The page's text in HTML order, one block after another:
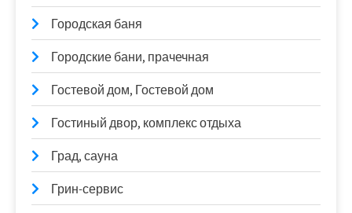
Городская баня
Городские бани, прачечная
Гостевой дом, Гостевой дом
Гостиный двор, комплекс отдыха
Град, сауна
Грин-сервис